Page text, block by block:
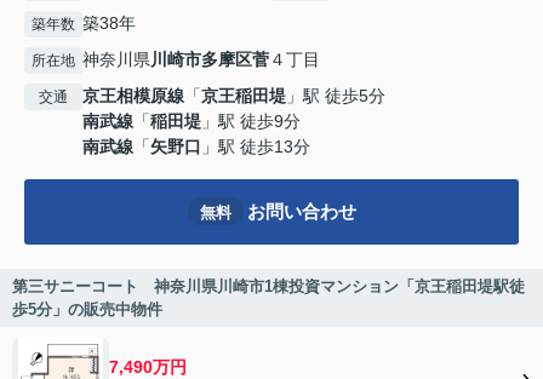
築年数 築38年
所在地 神奈川県川崎市多摩区菅４丁目
交通 京王相模原線 「京王稲田堤 」駅 徒歩5分
南武線 「稲田堤 」駅 徒歩9分
南武線 「矢野口 」駅 徒歩13分
無料 お問い合わせ
第三サニーコート 神奈川県川崎市1棟投資マンション「京王稲田堤駅徒
歩5分」の販売中物件
7,490万円